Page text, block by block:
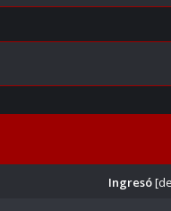
Ingresó[